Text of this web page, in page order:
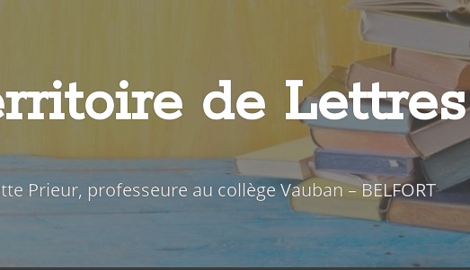
de Lettres
Prieur, professeure au collège Vauban – BELFORT